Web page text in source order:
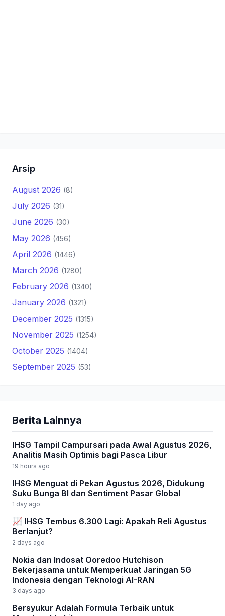
Arsip
August 2026 (8)
July 2026 (31)
June 2026 (30)
May 2026 (456)
April 2026 (1446)
March 2026 (1280)
February 2026 (1340)
January 2026 (1321)
December 2025 (1315)
November 2025 (1254)
October 2025 (1404)
September 2025 (53)
Berita Lainnya
IHSG Tampil Campursari pada Awal Agustus 2026,
Analitis Masih Optimis bagi Pasca Libur
19 hours ago
IHSG Menguat di Pekan Agustus 2026, Didukung
Suku Bunga BI dan Sentiment Pasar Global
1 day ago
📈 IHSG Tembus 6.300 Lagi: Apakah Reli Agustus
Berlanjut?
2 days ago
Nokia dan Indosat Ooredoo Hutchison
Bekerjasama untuk Memperkuat Jaringan 5G
Indonesia dengan Teknologi AI-RAN
3 days ago
Bersyukur Adalah Formula Terbaik untuk